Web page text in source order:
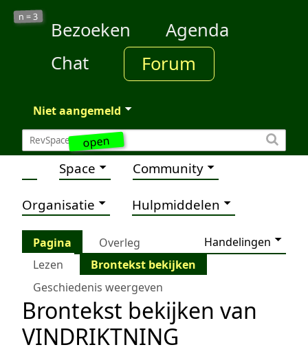
open
n =3
Bezoeken
Agenda
Chat
Forum
Niet aangemeld
Space Community
Organisatie Hulpmiddelen
Pagina Overleg
Handelingen
Lezen
Brontekst bekijken
Geschiedenis weergeven
Brontekst bekijken van
VINDRIKTNING